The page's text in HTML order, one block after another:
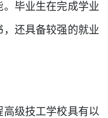
毕业生在完成学业
还具备较强的就业
级技工学校具有以